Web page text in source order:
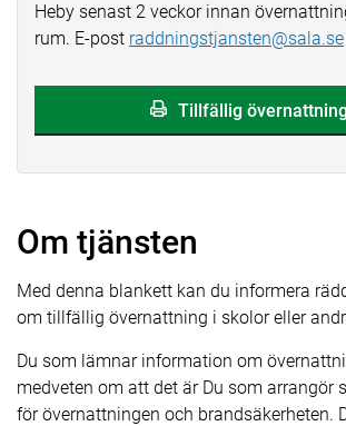
Heby senast 2 veckor innan
rum. E-post raddningstjansten@sala.se
Tillfällig
Om tjänsten
Med denna blankett kan du informera
om tillfällig övernattning i skolor eller
Du som lämnar information om
medveten om att det är Du som arrangör
för övernattningen och brandsäkerheten.